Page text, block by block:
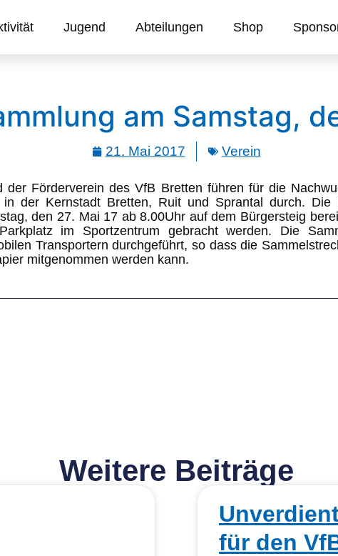
Jugend Abteilungen Shop
am Samstag,
21. Mai 2017 Verein
der Förderverein des VfB Bretten führen für die
in der Kernstadt Bretten, Ruit und Sprantal durch.
den 27. Mai 17 ab 8.00Uhr auf dem Bürgersteig
im Sportzentrum gebracht werden. Die
Transportern durchgeführt, so dass die
mitgenommen werden kann.
Weitere Beiträge
für den